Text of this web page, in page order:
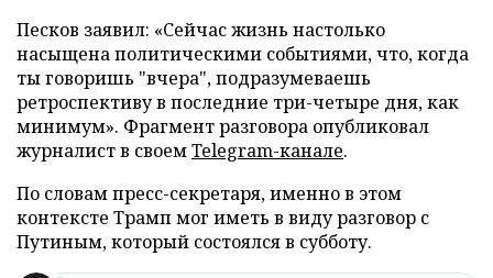
Песков заявил: «Сейчас жизнь настолько
насыщена политическими событиями, что, когда
ты говоришь "вчера", подразумеваешь
ретроспективу в последние три-четыре дня, как
минимум». Фрагмент разговора опубликовал
журналист в своемTelegram-канале.
По словам пресс-секретаря, именно в этом
контексте Трамп мог иметь в виду разговор с
Путиным, который состоялся в субботу.